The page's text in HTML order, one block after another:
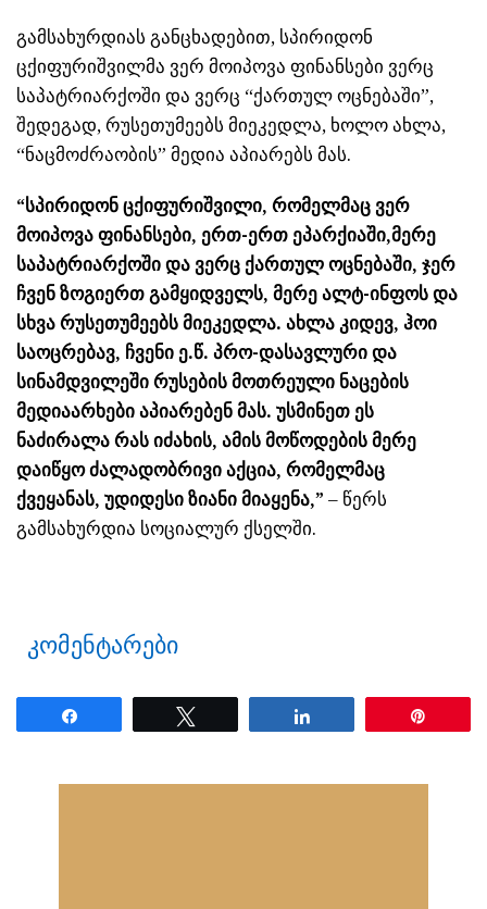
გამსახურდიას განცხადებით, სპირიდონ
ცქიფურიშვილმა ვერ მოიპოვა ფინანსები ვერც
საპატრიარქოში და ვერც “ქართულ ოცნებაში”,
შედეგად, რუსეთუმეებს მიეკედლა, ხოლო ახლა,
“ნაცმოძრაობის” მედია აპიარებს მას.
“სპირიდონ ცქიფურიშვილი, რომელმაც ვერ
მოიპოვა ფინანსები, ერთ-ერთ ეპარქიაში,მერე
საპატრიარქოში და ვერც ქართულ ოცნებაში, ჯერ
ჩვენ ზოგიერთ გამყიდველს, მერე ალტ-ინფოს და
სხვა რუსეთუმეებს მიეკედლა. ახლა კიდევ, ჰოი
საოცრებავ, ჩვენი ე.წ. პრო-დასავლური და
სინამდვილეში რუსების მოთრეული ნაცების
მედიაარხები აპიარებენ მას. უსმინეთ ეს
ნაძირალა რას იძახის, ამის მოწოდების მერე
დაიწყო ძალადობრივი აქცია, რომელმაც
ქვეყანას, უდიდესი ზიანი მიაყენა,” – წერს
გამსახურდია სოციალურ ქსელში.
კომენტარები